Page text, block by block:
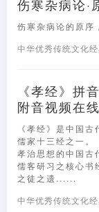
伤寒杂病论
伤寒杂病论的原
中华优秀传统文化
《孝经》拼
附音视频在
《孝经》是中国古
儒家十三经之一。
孝治思想的中国古
儒客研习之核心书
之徒之遗......
中华优秀传统文化